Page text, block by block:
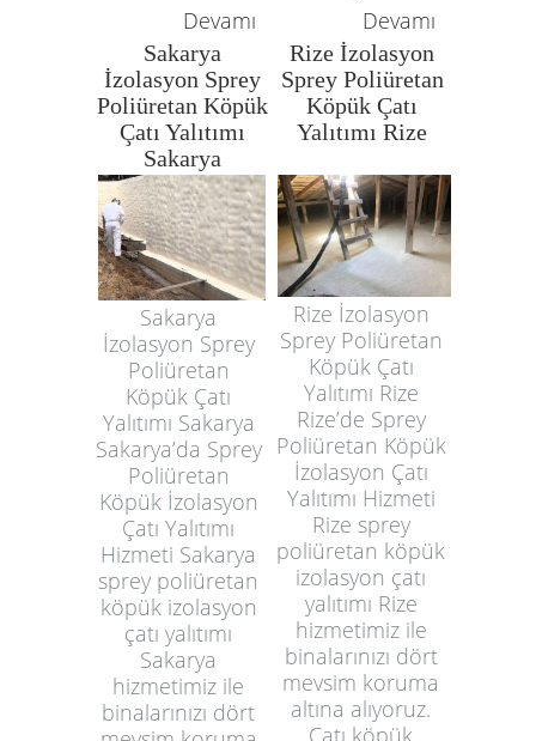
Devamı
Devamı
Sakarya
İzolasyon Sprey
Poliüretan Köpük
Çatı Yalıtımı
Sakarya
Rize İzolasyon
Sprey Poliüretan
Köpük Çatı
Yalıtımı Rize
Sakarya
İzolasyon Sprey
Poliüretan
Köpük Çatı
Yalıtımı Sakarya
Sakarya’da Sprey
Poliüretan
Köpük İzolasyon
Çatı Yalıtımı
Hizmeti Sakarya
sprey poliüretan
köpük izolasyon
çatı yalıtımı
Sakarya
hizmetimiz ile
binalarınızı dört
Rize İzolasyon
Sprey Poliüretan
Köpük Çatı
Yalıtımı Rize
Rize’de Sprey
Poliüretan Köpük
İzolasyon Çatı
Yalıtımı Hizmeti
Rize sprey
poliüretan köpük
izolasyon çatı
yalıtımı Rize
hizmetimiz ile
binalarınızı dört
mevsim koruma
altına alıyoruz.
Çatı köpük